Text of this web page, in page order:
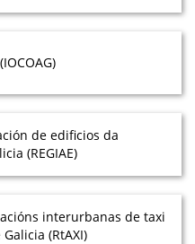
de edificios da
(REGIAE)
interurbanas de taxi
(RtAXI)